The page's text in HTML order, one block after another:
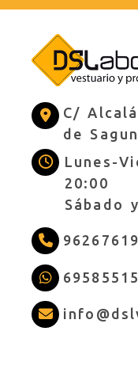
C/
de
Lunes-
20:00
Sábado
info